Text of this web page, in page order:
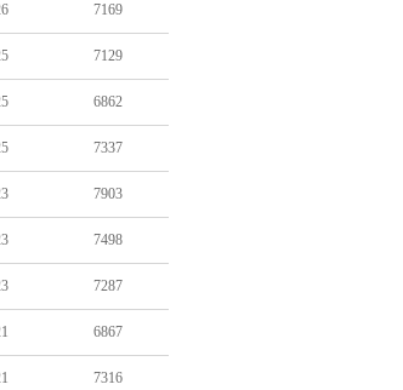
7169
7129
6862
7337
7903
7498
7287
6867
7316